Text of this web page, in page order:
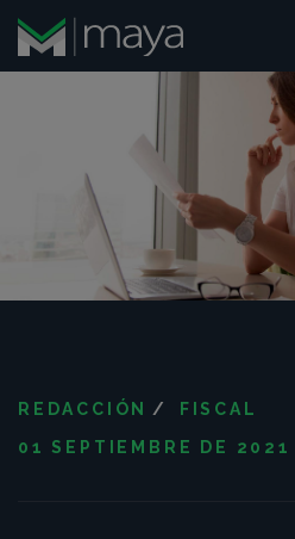
REDACCIÓN /
FISCAL
01 SEPTIEMBRE DE 2021